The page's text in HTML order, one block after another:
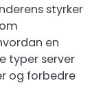
styrker
en
typer server
og forbedre